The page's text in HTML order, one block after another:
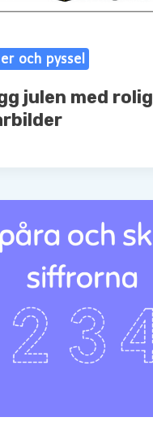
och pyssel
julen med